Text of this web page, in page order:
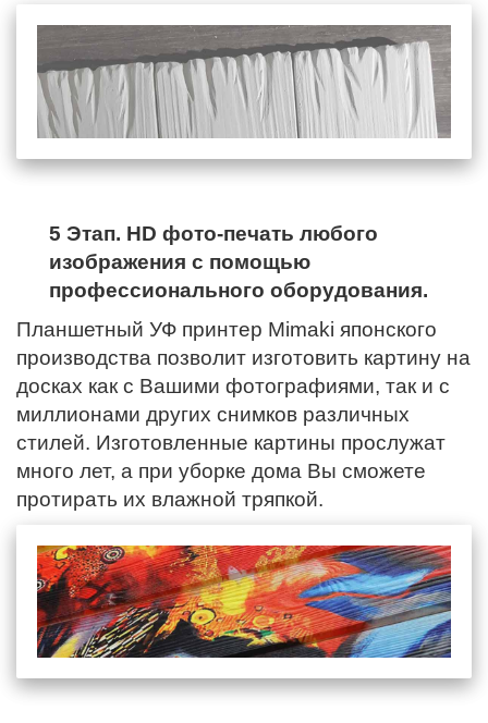
5 Этап. HD фото-печать любого
изображения с помощью
профессионального оборудования.
Планшетный УФ принтер Mimaki японского
производства позволит изготовить картину на
досках как с Вашими фотографиями, так и с
миллионами других снимков различных
стилей. Изготовленные картины прослужат
много лет, а при уборке дома Вы сможете
протирать их влажной тряпкой.